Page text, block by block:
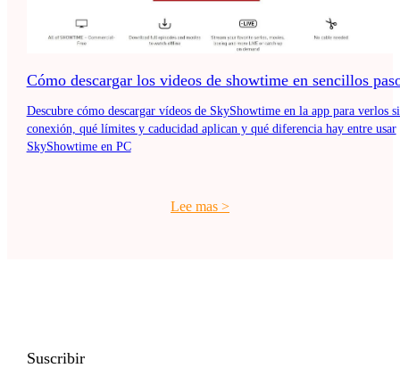
Cómo descargar los videos de showtime en sencillos
Descubre cómo descargar vídeos de SkyShowtime en la app para verlos
conexión, qué límites y caducidad aplican y qué diferencia hay entre usar
SkyShowtime en PC
Lee mas >
Suscribir